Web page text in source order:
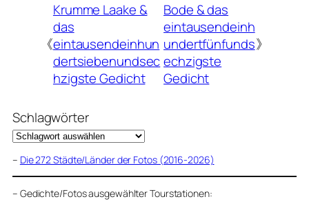
《
Krumme Laake &
das
eintausendeinhun
dertsiebenundsec
hzigste Gedicht
Bode & das
eintausendeinh
undertfünfunds
echzigste
Gedicht
》
Schlagwörter
– Die 272 Städte/Länder der Fotos (2016-2026)
– Gedichte/Fotos ausgewählter Tourstationen: